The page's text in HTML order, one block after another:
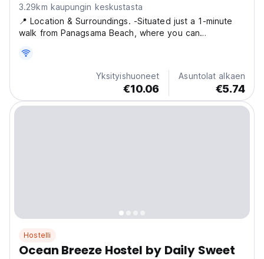
3.29km kaupungin keskustasta
📍 Location & Surroundings. -Situated just a 1-minute
walk from Panagsama Beach, where you can
by vehicle from Moalboal town center and the main
bus station, and a similar distance to White Beach -
Yksityishuoneet
€10.06
Asuntolat alkaen
€5.74
Hostelli
Ocean Breeze Hostel by Daily Sweet